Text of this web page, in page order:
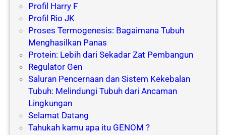
Profil Harry F
Profil Rio JK
Proses Termogenesis: Bagaimana Tubuh
Menghasilkan Panas
Protein: Lebih dari Sekadar Zat Pembangun
Regulator Gen
Saluran Pencernaan dan Sistem Kekebalan
Tubuh: Melindungi Tubuh dari Ancaman
Lingkungan
Selamat Datang
Tahukah kamu apa itu GENOM ?